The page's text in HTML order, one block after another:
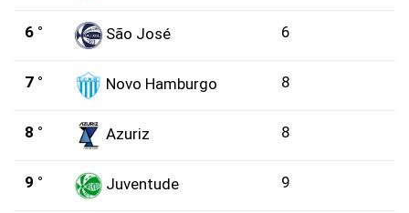
6 ° São José 6
7 ° Novo Hamburgo 8
8 ° Azuriz 8
9 ° Juventude 9